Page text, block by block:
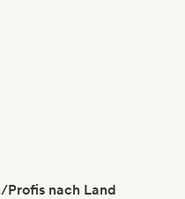
Profis nach Land